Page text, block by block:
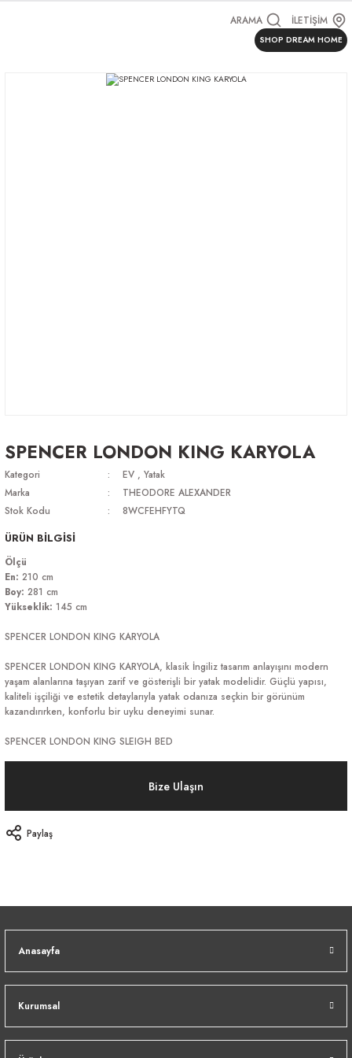
ARAMA İLETİŞİM
SHOP DREAM HOME
SPENCER LONDON KING KARYOLA
Kategori EV , Yatak
Marka
THEODORE ALEXANDER
Stok Kodu
8WCFEHFYTQ
ÜRÜN BİLGİSİ
Ölçü
En: 210 cm
Boy: 281 cm
Yükseklik: 145 cm
SPENCER LONDON KING KARYOLA
SPENCER LONDON KING KARYOLA, klasik İngiliz tasarım anlayışını modern
yaşam alanlarına taşıyan zarif ve gösterişli bir yatak modelidir. Güçlü yapısı,
kaliteli işçiliği ve estetik detaylarıyla yatak odanıza seçkin bir görünüm
kazandırırken, konforlu bir uyku deneyimi sunar.
SPENCER LONDON KING SLEIGH BED
Bize Ulaşın
Paylaş
Anasayfa
Kurumsal